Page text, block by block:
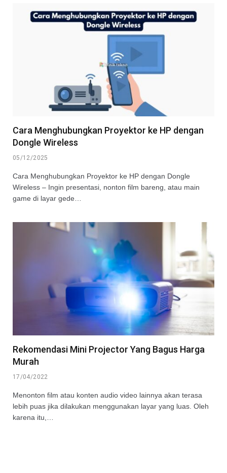
Cara Menghubungkan Proyektor ke HP dengan
Dongle Wireless
05/12/2025
Cara Menghubungkan Proyektor ke HP dengan Dongle
Wireless – Ingin presentasi, nonton film bareng, atau main
game di layar gede…
Rekomendasi Mini Projector Yang Bagus Harga
Murah
17/04/2022
Menonton film atau konten audio video lainnya akan terasa
lebih puas jika dilakukan menggunakan layar yang luas. Oleh
karena itu,…